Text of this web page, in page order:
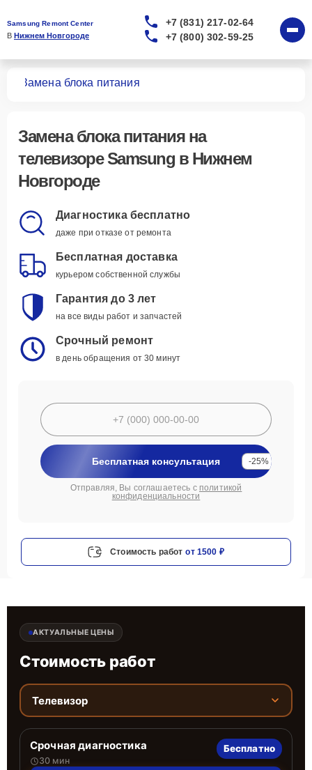
Samsung Remont Center
В Нижнем Новгороде
+7 (831) 217-02-64
+7 (800) 302-59-25
Замена блока питания
Замена блока питанияна
телевизоре Samsung в Нижнем
Новгороде
Диагностика бесплатно
даже при отказе от ремонта
Бесплатная доставка
курьером собственной службы
Гарантия до 3 лет
на все виды работ и запчастей
Срочный ремонт
в день обращения от 30 минут
Бесплатная консультация -25%
Отправляя, Вы соглашаетесь с политикой
конфиденциальности
Стоимость работ от 1500 ₽
АКТУАЛЬНЫЕ ЦЕНЫ
Стоимость работ
Телевизор
Срочная диагностика
30 мин
Бесплатно